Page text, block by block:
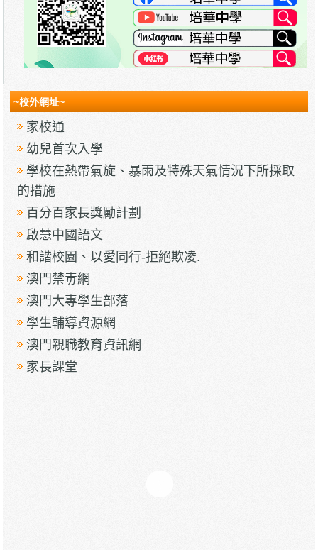
~校外網址~
家校通
幼兒首次入學
學校在熱帶氣旋、暴雨及特殊天氣情況下所採取
的措施
百分百家長獎勵計劃
啟慧中國語文
和諧校園、以愛同行-拒絕欺凌.
澳門禁毒網
澳門大專學生部落
學生輔導資源網
澳門親職教育資訊網
家長課堂